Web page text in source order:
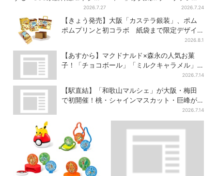
ーイエロー」×人気ドーナツ店
がコラボ、手土産の切り札に
も
2026.7.27
カールトン大阪でも、8月末ま
で開催
2026.7.24
【きょう発売】大阪「カステラ銀装」、ポム
ポムプリンと初コラボ 紙袋まで限定デザイ
2026.8.1
【あすから】マクドナルド×森永の人気お菓
子！「チョコボール」「ミルクキャラメル」
があのスイーツに変身…6年ぶり復活シェイク
2026.7.14
【駅直結】「和歌山マルシェ」が大阪・梅田
で初開催！桃・シャインマスカット・巨峰が
2026.7.14